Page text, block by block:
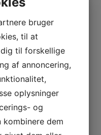
indlæg
bruger
til at
til forskellige
af annoncering,
oplysninger
og
kombinere dem